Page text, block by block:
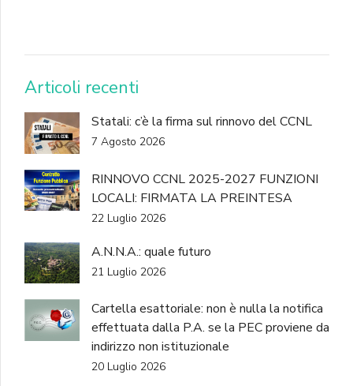
DONA
Articoli recenti
Statali: c’è la firma sul rinnovo del CCNL
7 Agosto 2026
RINNOVO CCNL 2025-2027 FUNZIONI
LOCALI: FIRMATA LA PREINTESA
22 Luglio 2026
A.N.N.A.: quale futuro
21 Luglio 2026
Cartella esattoriale: non è nulla la notifica
effettuata dalla P.A. se la PEC proviene da
indirizzo non istituzionale
20 Luglio 2026